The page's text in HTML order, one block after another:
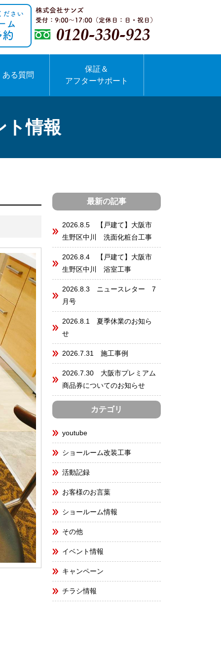
ある質問
保証＆
アフターサポート
ト情報
最新の記事
2026.8.5 【戸建て】大阪市
生野区中川 洗面化粧台工事
2026.8.4 【戸建て】大阪市
生野区中川 浴室工事
2026.8.3 ニュースレター 7
月号
2026.8.1 夏季休業のお知ら
せ
2026.7.31 施工事例
2026.7.30 大阪市プレミアム
商品券についてのお知らせ
カテゴリ
youtube
ショールーム改装工事
活動記録
お客様のお言葉
ショールーム情報
その他
イベント情報
キャンペーン
チラシ情報